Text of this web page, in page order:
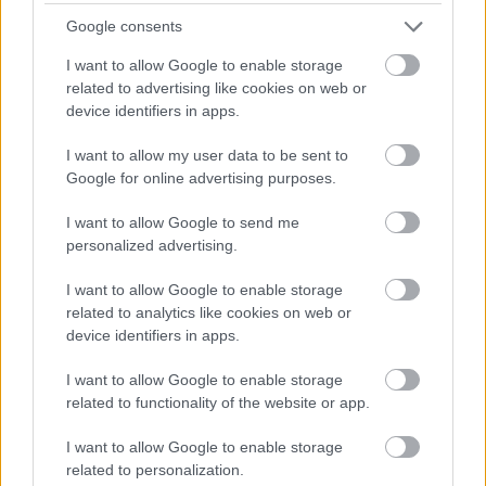
Google consents
I want to allow Google to enable storage
related to advertising like cookies on web or
device identifiers in apps.
I want to allow my user data to be sent to
Google for online advertising purposes.
I want to allow Google to send me
personalized advertising.
I want to allow Google to enable storage
related to analytics like cookies on web or
device identifiers in apps.
I want to allow Google to enable storage
related to functionality of the website or app.
I want to allow Google to enable storage
related to personalization.
illúziók, azonban illúziók, ha tetszik hazugságok.
Olyan dolgok amiket szeretnénk elhinni, de…
MP egyedül… egyedül?
Lélekszerelő, MAGYART• 2025. január 16.